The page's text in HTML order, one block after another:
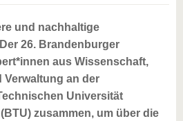
und nachhaltige
26. Brandenburger
aus Wissenschaft,
an der
Universität
zusammen, um über die